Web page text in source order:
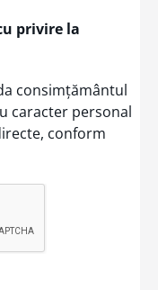
privire la
consimțământul
caracter personal
conform